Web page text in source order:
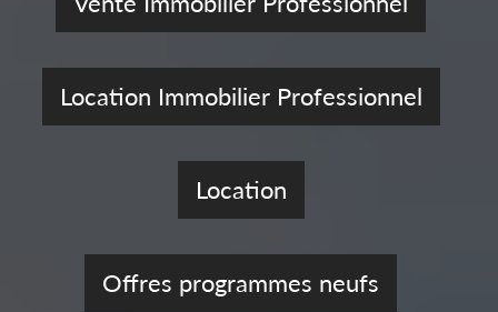
Location Immobilier Professionnel
Location
Offres programmes neufs